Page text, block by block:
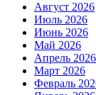
Август 2026
Июль 2026
Июнь 2026
Май 2026
Апрель 2026
Март 2026
Февраль